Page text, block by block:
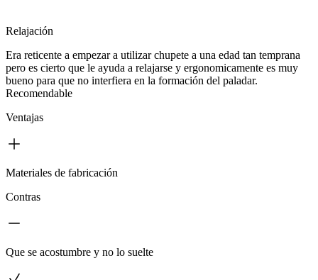
Relajación
Era reticente a empezar a utilizar chupete a una edad tan temprana
pero es cierto que le ayuda a relajarse y ergonomicamente es muy
bueno para que no interfiera en la formación del paladar.
Recomendable
Ventajas
Materiales de fabricación
Contras
Que se acostumbre y no lo suelte